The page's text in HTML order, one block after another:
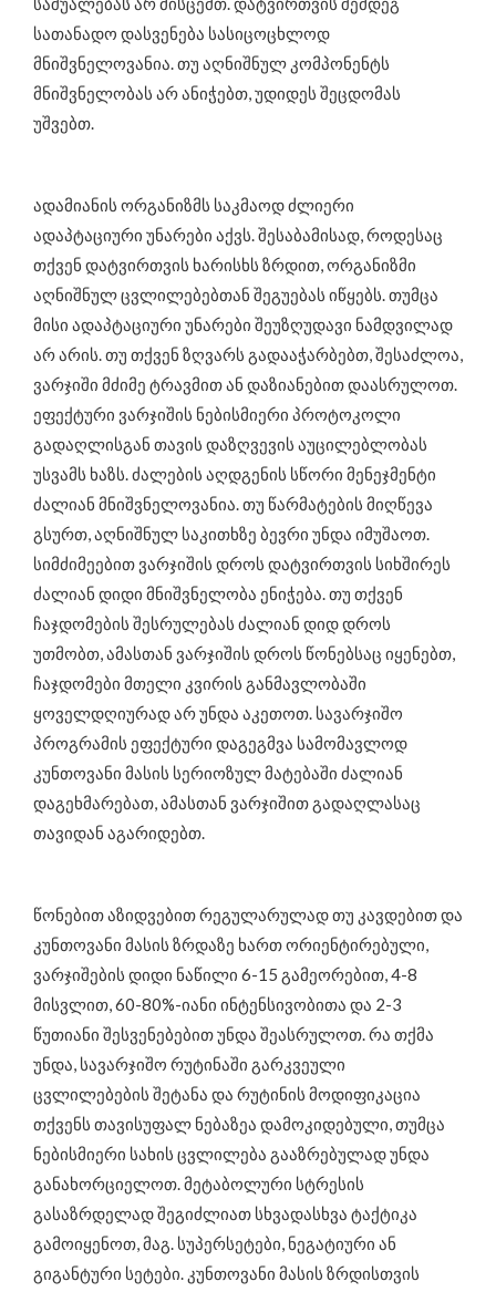
სათანადო დასვენება სასიცოცხლოდ
მნიშვნელოვანია. თუ აღნიშნულ კომპონენტს
მნიშვნელობას არ ანიჭებთ, უდიდეს შეცდომას
უშვებთ.
ადამიანის ორგანიზმს საკმაოდ ძლიერი
ადაპტაციური უნარები აქვს. შესაბამისად, როდესაც
თქვენ დატვირთვის ხარისხს ზრდით, ორგანიზმი
აღნიშნულ ცვლილებებთან შეგუებას იწყებს. თუმცა
მისი ადაპტაციური უნარები შეუზღუდავი ნამდვილად
არ არის. თუ თქვენ ზღვარს გადააჭარბებთ, შესაძლოა,
ვარჯიში მძიმე ტრავმით ან დაზიანებით დაასრულოთ.
ეფექტური ვარჯიშის ნებისმიერი პროტოკოლი
გადაღლისგან თავის დაზღვევის აუცილებლობას
უსვამს ხაზს. ძალების აღდგენის სწორი მენეჯმენტი
ძალიან მნიშვნელოვანია. თუ წარმატების მიღწევა
გსურთ, აღნიშნულ საკითხზე ბევრი უნდა იმუშაოთ.
სიმძიმეებით ვარჯიშის დროს დატვირთვის სიხშირეს
ძალიან დიდი მნიშვნელობა ენიჭება. თუ თქვენ
ჩაჯდომების შესრულებას ძალიან დიდ დროს
უთმობთ, ამასთან ვარჯიშის დროს წონებსაც იყენებთ,
ჩაჯდომები მთელი კვირის განმავლობაში
ყოველდღიურად არ უნდა აკეთოთ. სავარჯიშო
პროგრამის ეფექტური დაგეგმვა სამომავლოდ
კუნთოვანი მასის სერიოზულ მატებაში ძალიან
დაგეხმარებათ, ამასთან ვარჯიშით გადაღლასაც
თავიდან აგარიდებთ.
წონებით აზიდვებით რეგულარულად თუ კავდებით და
კუნთოვანი მასის ზრდაზე ხართ ორიენტირებული,
ვარჯიშების დიდი ნაწილი 6-15 გამეორებით, 4-8
მისვლით, 60-80%-იანი ინტენსივობითა და 2-3
წუთიანი შესვენებებით უნდა შეასრულოთ. რა თქმა
უნდა, სავარჯიშო რუტინაში გარკვეული
ცვლილებების შეტანა და რუტინის მოდიფიკაცია
თქვენს თავისუფალ ნებაზეა დამოკიდებული, თუმცა
ნებისმიერი სახის ცვლილება გააზრებულად უნდა
განახორციელოთ. მეტაბოლური სტრესის
გასაზრდელად შეგიძლიათ სხვადასხვა ტაქტიკა
გამოიყენოთ, მაგ. სუპერსეტები, ნეგატიური ან
გიგანტური სეტები. კუნთოვანი მასის ზრდისთვის